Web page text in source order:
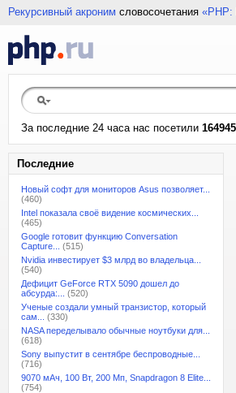
Рекурсивный акроним словосочетания «PHP:
За последние 24 часа нас посетили
Последние
Новый софт для мониторов Asus позволяет...
(460)
Intel показала своё видение космических...
(465)
Google готовит функцию Conversation
Capture...
(515)
Nvidia инвестирует $3 млрд во владельца...
(540)
Дефицит GeForce RTX 5090 дошел до
абсурда:...
(520)
Ученые создали умный транзистор, который
сам...
(330)
NASA переделывало обычные ноутбуки для...
(618)
Sony выпустит в сентябре беспроводные...
(716)
9070 мАч, 100 Вт, 200 Мп, Snapdragon 8 Elite...
(754)